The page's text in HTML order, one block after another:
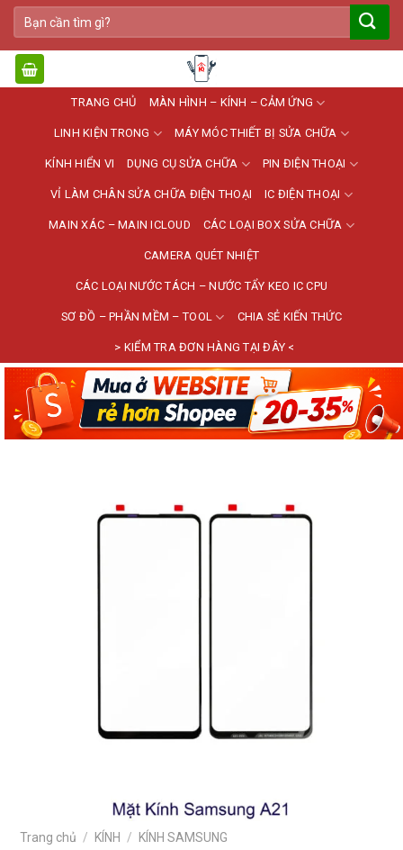
Bỏ
qua
nội
dung
Tìm
kiếm:
TRANG CHỦ MÀN HÌNH – KÍNH – CẢM ỨNG
LINH KIỆN TRONG MÁY MÓC THIẾT BỊ SỬA CHỮA
KÍNH HIỂN VI DỤNG CỤ SỬA CHỮA PIN ĐIỆN THOẠI
VỈ LÀM CHÂN SỬA CHỮA ĐIỆN THOẠI IC ĐIỆN THOẠI
MAIN XÁC – MAIN ICLOUD CÁC LOẠI BOX SỬA CHỮA
CAMERA QUÉT NHIỆT
CÁC LOẠI NƯỚC TÁCH – NƯỚC TẨY KEO IC CPU
SƠ ĐỒ – PHẦN MỀM – TOOL CHIA SẺ KIẾN THỨC
> KIỂM TRA ĐƠN HÀNG TẠI ĐÂY <
Trang chủ / KÍNH / KÍNH SAMSUNG